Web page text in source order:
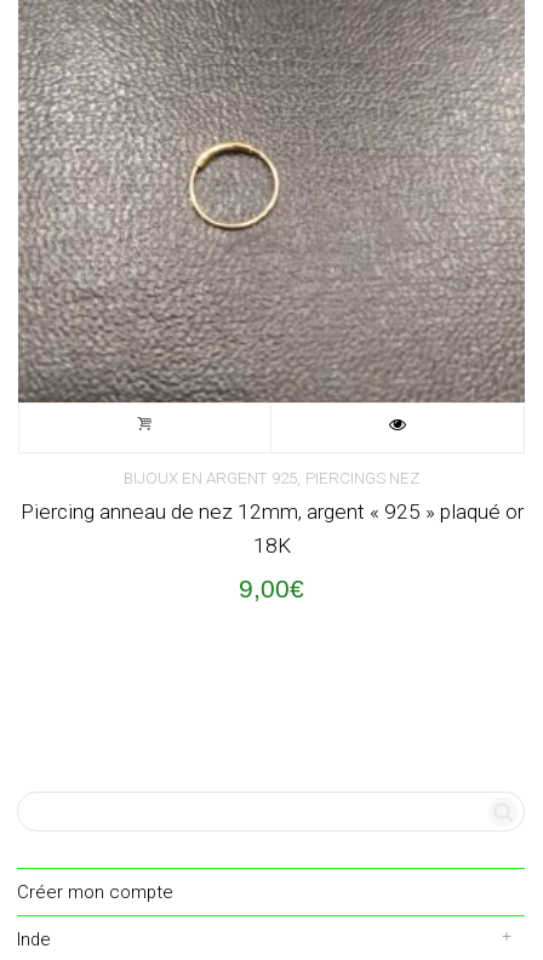
BIJOUX EN ARGENT 925, PIERCINGS NEZ
Piercing anneau de nez 12mm, argent « 925 » plaqué or
18K
9,00€
Créer mon compte
Inde